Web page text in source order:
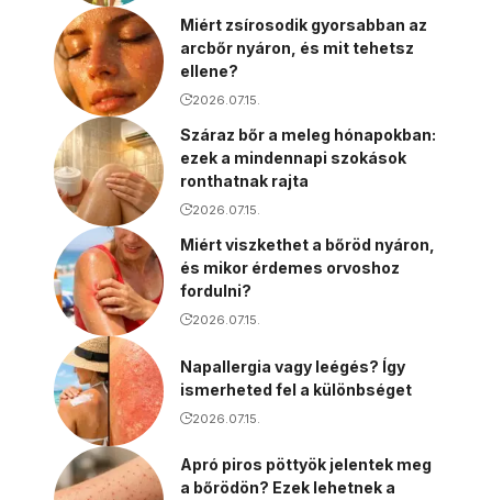
Miért zsírosodik gyorsabban az
arcbőr nyáron, és mit tehetsz
ellene?
2026.07.15.
Száraz bőr a meleg hónapokban:
ezek a mindennapi szokások
ronthatnak rajta
2026.07.15.
Miért viszkethet a bőröd nyáron,
és mikor érdemes orvoshoz
fordulni?
2026.07.15.
Napallergia vagy leégés? Így
ismerheted fel a különbséget
2026.07.15.
Apró piros pöttyök jelentek meg
a bőrödön? Ezek lehetnek a